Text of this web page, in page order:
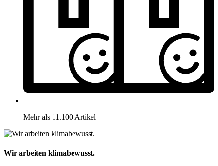
Mehr als 11.100 Artikel
Wir arbeiten klimabewusst.